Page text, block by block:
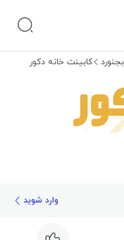
کابینت خانه دکور
وارد شوید